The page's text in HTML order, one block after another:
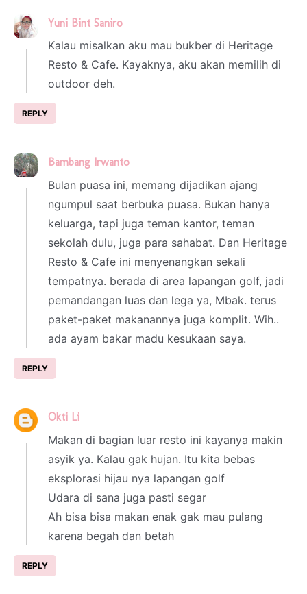
Yuni Bint Saniro
Kalau misalkan aku mau bukber di Heritage
Resto & Cafe. Kayaknya, aku akan memilih di
outdoor deh.
REPLY
Bambang Irwanto
Bulan puasa ini, memang dijadikan ajang
ngumpul saat berbuka puasa. Bukan hanya
keluarga, tapi juga teman kantor, teman
sekolah dulu, juga para sahabat. Dan Heritage
Resto & Cafe ini menyenangkan sekali
tempatnya. berada di area lapangan golf, jadi
pemandangan luas dan lega ya, Mbak. terus
paket-paket makanannya juga komplit. Wih..
ada ayam bakar madu kesukaan saya.
REPLY
Okti Li
Makan di bagian luar resto ini kayanya makin
asyik ya. Kalau gak hujan. Itu kita bebas
eksplorasi hijau nya lapangan golf
Udara di sana juga pasti segar
Ah bisa bisa makan enak gak mau pulang
karena begah dan betah
REPLY